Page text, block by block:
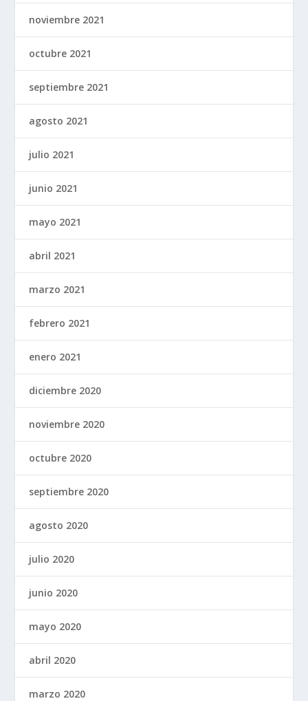
noviembre 2021
octubre 2021
septiembre 2021
agosto 2021
julio 2021
junio 2021
mayo 2021
abril 2021
marzo 2021
febrero 2021
enero 2021
diciembre 2020
noviembre 2020
octubre 2020
septiembre 2020
agosto 2020
julio 2020
junio 2020
mayo 2020
abril 2020
marzo 2020